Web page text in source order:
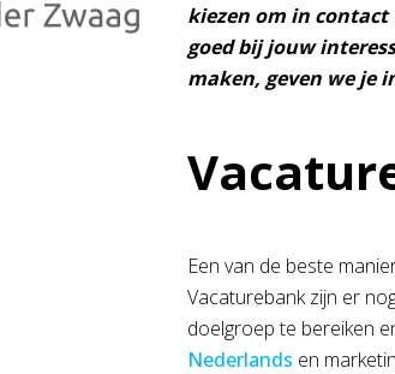
kiezen om in contact
goed bij jouw
maken, geven we je
Een van de beste
Vacaturebank zijn er
doelgroep te bereiken
Nederlands en